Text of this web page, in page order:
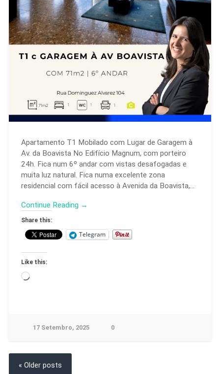
Apartamento T1 Mobilado com Lugar de Garagem à
Av. da Boavista No Edifício Magnum, com porteiro
24h. Fica num 6º andar com vistas desafogadas e
muita luz natural. Fica numa excelente zona
residencial com fácil acesso à Avenida da Boavista,…
Continue Reading →
Share this:
Telegram
Like this:
17 Setembro, 2025 0
« Older posts